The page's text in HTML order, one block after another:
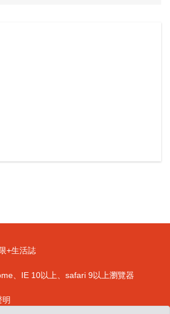
+生活誌
、IE 10以上、safari 9以上瀏覽器